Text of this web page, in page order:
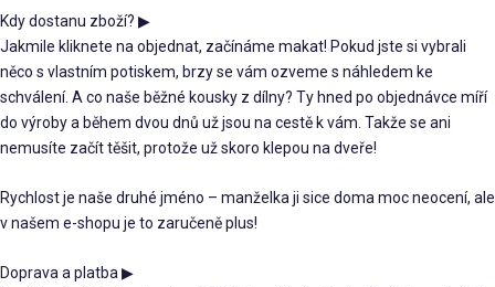
Kdy dostanu zboží? ▶
Jakmile kliknete na objednat, začínáme makat! Pokud jste si vybrali
něco s vlastním potiskem, brzy se vám ozveme s náhledem ke
schválení. A co naše běžné kousky z dílny? Ty hned po objednávce míří
do výroby a během dvou dnů už jsou na cestě k vám. Takže se ani
nemusíte začít těšit, protože už skoro klepou na dveře!
Rychlost je naše druhé jméno – manželka ji sice doma moc neocení, ale
v našem e-shopu je to zaručeně plus!
Doprava a platba▶